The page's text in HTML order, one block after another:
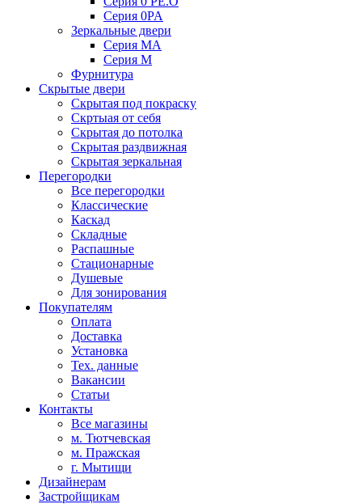
Серия 0PA
Зеркальные двери
Серия MA
Серия M
Фурнитура
Скрытые двери
Скрытая под покраску
Скртыая от себя
Скрытая до потолка
Скрытая раздвижная
Скрытая зеркальная
Перегородки
Все перегородки
Классические
Каскад
Складные
Распашные
Стационарные
Душевые
Для зонирования
Покупателям
Оплата
Доставка
Установка
Тех. данные
Вакансии
Статьи
Контакты
Все магазины
м. Тютчевская
м. Пражская
г. Мытищи
Дизайнерам
Застройщикам